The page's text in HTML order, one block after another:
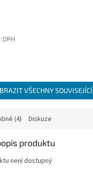
DPH
VŠECHNY
(4) Diskuze
produktu
není dostupný